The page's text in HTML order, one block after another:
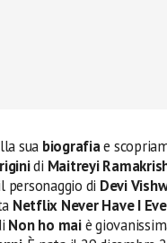
sua biografiae
di Maitreyi
di Devi
Netflix Never Have I
Non ho maiè